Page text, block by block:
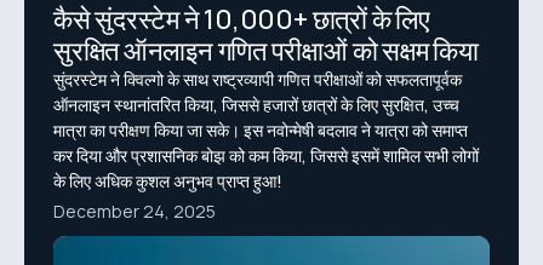
कैसे सुंदरस्टेम ने 10,000+ छात्रों के लिए
सुरक्षित ऑनलाइन गणित परीक्षाओं को सक्षम किया
सुंदरस्टेम ने क्विल्गो के साथ राष्ट्रव्यापी गणित परीक्षाओं को सफलतापूर्वक
ऑनलाइन स्थानांतरित किया, जिससे हजारों छात्रों के लिए सुरक्षित, उच्च
मात्रा का परीक्षण किया जा सके। इस नवोन्मेषी बदलाव ने यात्रा को समाप्त
कर दिया और प्रशासनिक बोझ को कम किया, जिससे इसमें शामिल सभी लोगों
के लिए अधिक कुशल अनुभव प्राप्त हुआ!
December 24, 2025